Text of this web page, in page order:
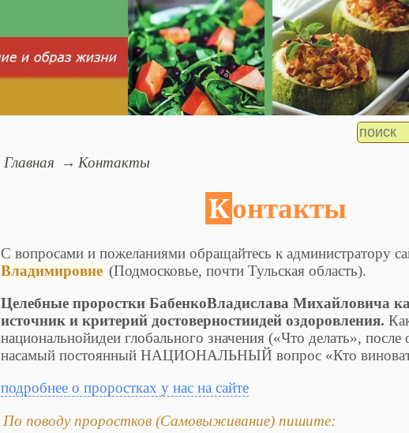
Главная Контакты
Контакты
С вопросами и пожеланиями обращайтесь к администратору
Владимировне (Подмосковье, почти Тульская область).
Целебные проростки БабенкоВладислава Михайловича
источник и критерий достоверностиидей оздоровления.
национальнойидеи глобального значения («Что делать», после
насамый постоянный НАЦИОНАЛЬНЫЙ вопрос «Кто
подробнее о проростках у нас на сайте
По поводу проростков (Самовыживание) пишите: